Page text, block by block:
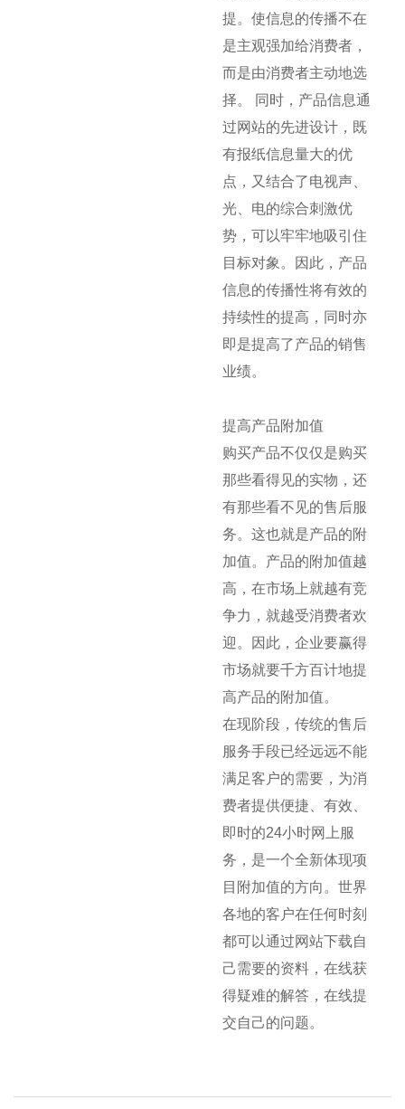
提。使信息的传播不在
是主观强加给消费者，
而是由消费者主动地选
择。 同时，产品信息通
过网站的先进设计，既
有报纸信息量大的优
点，又结合了电视声、
光、电的综合刺激优
势，可以牢牢地吸引住
目标对象。因此，产品
信息的传播性将有效的
持续性的提高，同时亦
即是提高了产品的销售
业绩。
提高产品附加值
购买产品不仅仅是购买
那些看得见的实物，还
有那些看不见的售后服
务。这也就是产品的附
加值。产品的附加值越
高，在市场上就越有竞
争力，就越受消费者欢
迎。因此，企业要赢得
市场就要千方百计地提
高产品的附加值。
在现阶段，传统的售后
服务手段已经远远不能
满足客户的需要，为消
费者提供便捷、有效、
即时的24小时网上服
务，是一个全新体现项
目附加值的方向。世界
各地的客户在任何时刻
都可以通过网站下载自
己需要的资料，在线获
得疑难的解答，在线提
交自己的问题。